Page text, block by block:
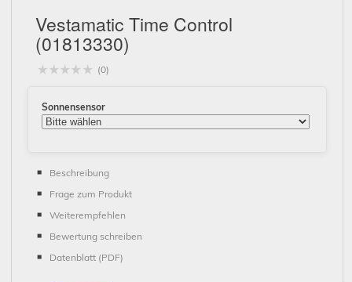
Vestamatic Time Control
(01813330)
(0)
Sonnensensor
Beschreibung
Frage zum Produkt
Weiterempfehlen
Bewertung schreiben
Datenblatt (PDF)